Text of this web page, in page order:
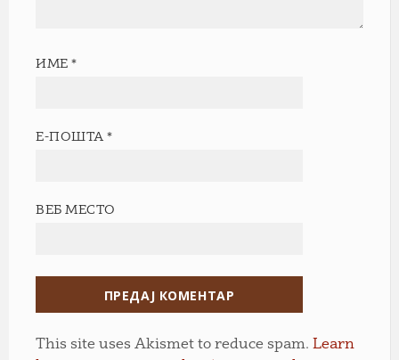
ИМЕ*
Е-ПОШТА*
ВЕБ МЕСТО
This site uses Akismet to reduce spam. Learn